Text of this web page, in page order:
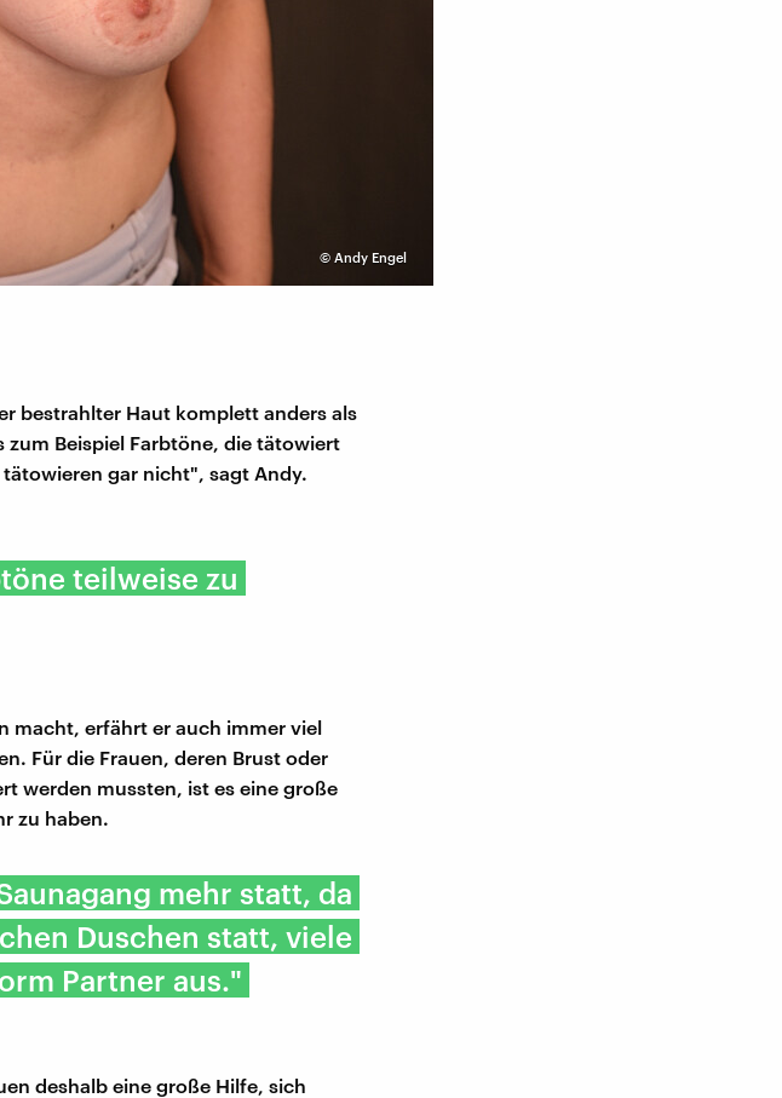
© Andy Engel
bestrahlter Haut komplett anders als
Beispiel Farbtöne, die tätowiert
gar nicht", sagt Andy.
teilweise zu
macht, erfährt er auch immer viel
Für die Frauen, deren Brust oder
werden mussten, ist es eine große
zu haben.
mehr statt, da
Duschen statt, viele
Partner aus."
deshalb eine große Hilfe, sich